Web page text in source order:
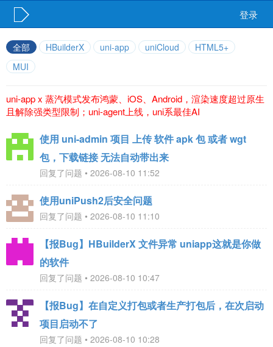
登录
全部 HBuilderX uni-app uniCloud
HTML5+
MUI
uni-app x 蒸汽模式发布鸿蒙、iOS、Android，渲染速度超过原生
且解除强类型限制；uni-agent上线，uni系最佳AI
使用 uni-admin 项目 上传 软件 apk 包 或者 wgt
包，下载链接 无法自动带出来
回复了问题 • 2026-08-10 11:52
使用uniPush2后安全问题
回复了问题 • 2026-08-10 11:10
【报Bug】HBuilderX 文件异常 uniapp这就是你做
的软件
回复了问题 • 2026-08-10 10:47
【报Bug】在自定义打包或者生产打包后，在次启动
项目启动不了
回复了问题 • 2026-08-10 10:28